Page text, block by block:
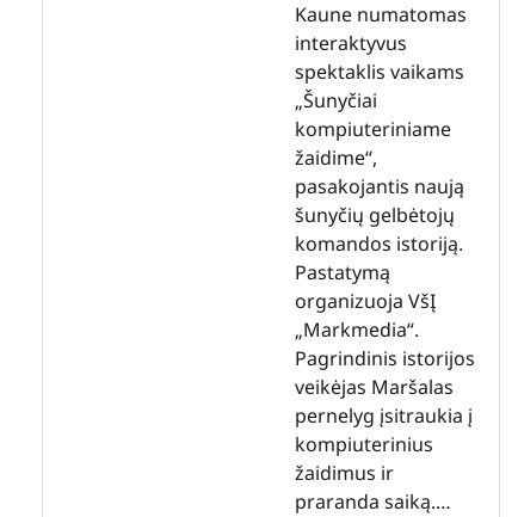
Kaune numatomas
interaktyvus
spektaklis vaikams
„Šunyčiai
kompiuteriniame
žaidime“,
pasakojantis naują
šunyčių gelbėtojų
komandos istoriją.
Pastatymą
organizuoja VšĮ
„Markmedia“.
Pagrindinis istorijos
veikėjas Maršalas
pernelyg įsitraukia į
kompiuterinius
žaidimus ir
praranda saiką.…